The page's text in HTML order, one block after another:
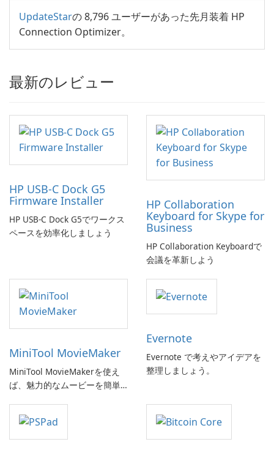
UpdateStarの 8,796 ユーザーがあった先月装着 HP
Connection Optimizer。
最新のレビュー
HP USB-C Dock G5
Firmware Installer
HP USB-C Dock G5でワークス
ペースを効率化しましょう
HP Collaboration
Keyboard for Skype for
Business
HP Collaboration Keyboardで
会議を革新しよう
MiniTool MovieMaker
MiniTool MovieMakerを使え
ば、魅力的なムービーを簡単
Evernote
Evernote で考えやアイデアを
整理しましょう。